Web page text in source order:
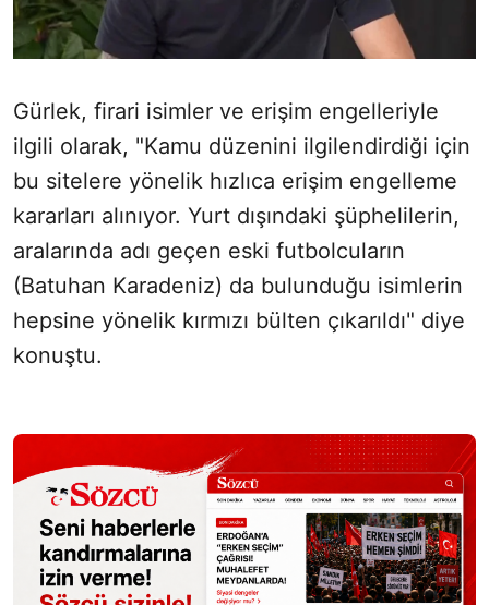
Gürlek, firari isimler ve erişim engelleriyle
ilgili olarak, "Kamu düzenini ilgilendirdiği için
bu sitelere yönelik hızlıca erişim engelleme
kararları alınıyor. Yurt dışındaki şüphelilerin,
aralarında adı geçen eski futbolcuların
(Batuhan Karadeniz) da bulunduğu isimlerin
hepsine yönelik kırmızı bülten çıkarıldı" diye
konuştu.